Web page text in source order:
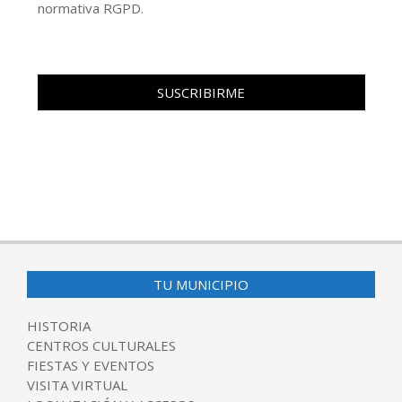
normativa RGPD.
TU MUNICIPIO
HISTORIA
CENTROS CULTURALES
FIESTAS Y EVENTOS
VISITA VIRTUAL